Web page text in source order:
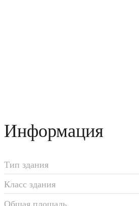
Информация
Тип здания
Класс здания